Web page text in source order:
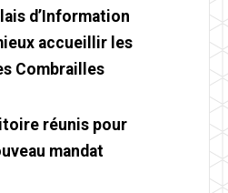
d’Information
accueillir les
Combrailles
réunis pour
mandat